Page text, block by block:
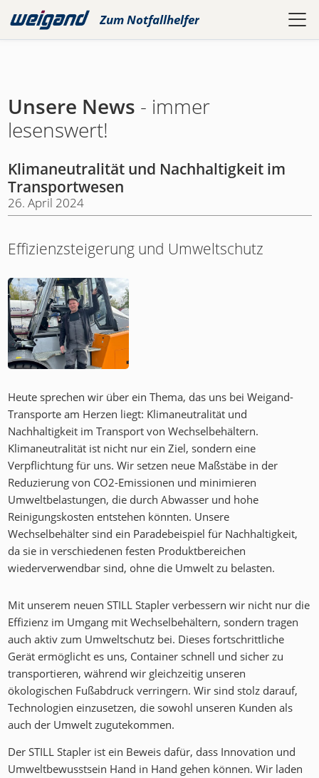
ZumNotfallhelfer
Unsere News - immer
lesenswert!
Klimaneutralität und Nachhaltigkeit im
Transportwesen
26. April 2024
Effizienzsteigerung und Umweltschutz
Heute sprechen wir über ein Thema, das uns bei Weigand-
Transporte am Herzen liegt: Klimaneutralität und
Nachhaltigkeit im Transport von Wechselbehältern.
Klimaneutralität ist nicht nur ein Ziel, sondern eine
Verpflichtung für uns. Wir setzen neue Maßstäbe in der
Reduzierung von CO2-Emissionen und minimieren
Umweltbelastungen, die durch Abwasser und hohe
Reinigungskosten entstehen könnten. Unsere
Wechselbehälter sind ein Paradebeispiel für Nachhaltigkeit,
da sie in verschiedenen festen Produktbereichen
wiederverwendbar sind, ohne die Umwelt zu belasten.
Mit unserem neuen STILL Stapler verbessern wir nicht nur die
Effizienz im Umgang mit Wechselbehältern, sondern tragen
auch aktiv zum Umweltschutz bei. Dieses fortschrittliche
Gerät ermöglicht es uns, Container schnell und sicher zu
transportieren, während wir gleichzeitig unseren
ökologischen Fußabdruck verringern. Wir sind stolz darauf,
Technologien einzusetzen, die sowohl unseren Kunden als
auch der Umwelt zugutekommen.
Der STILL Stapler ist ein Beweis dafür, dass Innovation und
Umweltbewusstsein Hand in Hand gehen können. Wir laden